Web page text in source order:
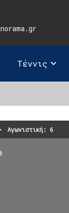
Τέννις
Αγωνιστική: 6